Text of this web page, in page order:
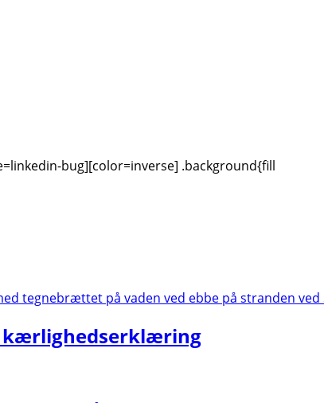
bug][color=inverse] .background{fill
kærlighedserklæring